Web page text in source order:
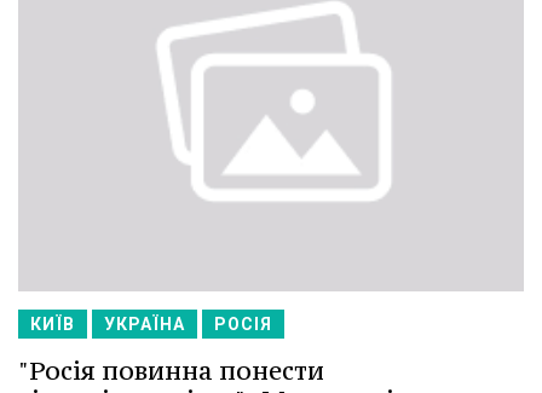
КИЇВ УКРАЇНА РОСІЯ
"Росія повинна понести